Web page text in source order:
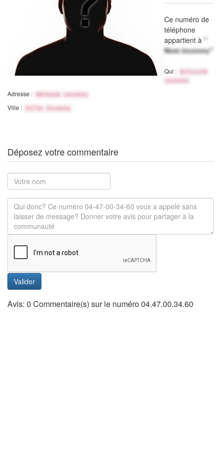
Ce numéro de
téléphone
appartient à "
Nom inconnu"
Qui :
Activité
inconnu
Adresse : Adresse inconnu
Ville : Ville Inconnu
Déposez votre commentaire
Valider
Avis: 0 Commentaire(s) sur le numéro 04.47.00.34.60